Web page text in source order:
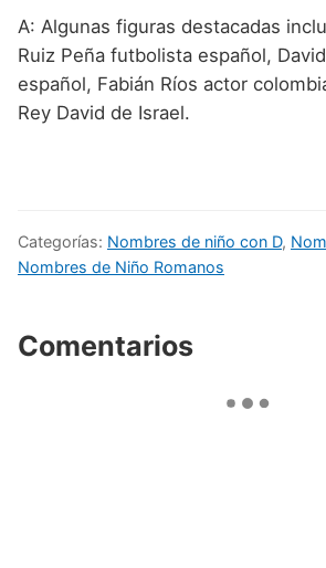
A: Algunas figuras destacadas
Ruiz Peña futbolista español,
español, Fabián Ríos actor
Rey David de Israel.
Categorías: Nombres de niño con D,
Nombres de Niño Romanos
Comentarios